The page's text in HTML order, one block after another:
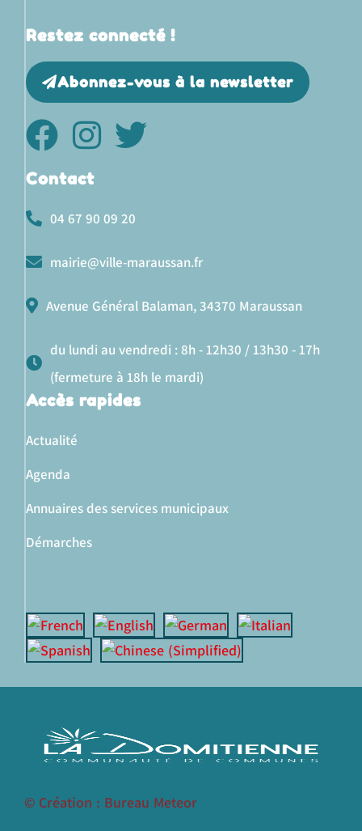
Restez connecté !
Abonnez-vous à la newsletter
Contact
04 67 90 09 20
mairie@ville-maraussan.fr
Avenue Général Balaman, 34370 Maraussan
du lundi au vendredi : 8h - 12h30 / 13h30 - 17h
(fermeture à 18h le mardi)
Accès rapides
Actualité
Agenda
Annuaires des services municipaux
Démarches
© Création : Bureau Meteor